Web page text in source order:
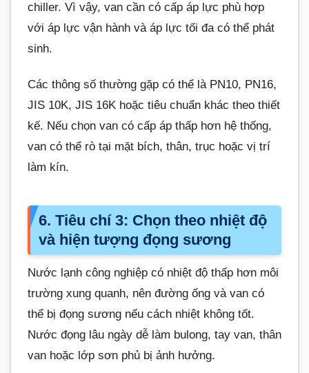
chiller. Vì vậy, van cần có cấp áp lực phù hợp
với áp lực vận hành và áp lực tối đa có thể phát
sinh.
Các thông số thường gặp có thể là PN10, PN16,
JIS 10K, JIS 16K hoặc tiêu chuẩn khác theo thiết
kế. Nếu chọn van có cấp áp thấp hơn hệ thống,
van có thể rò tại mặt bích, thân, trục hoặc vị trí
làm kín.
6. Tiêu chí 3: Chọn theo nhiệt độ
và hiện tượng đọng sương
Nước lạnh công nghiệp có nhiệt độ thấp hơn môi
trường xung quanh, nên đường ống và van có
thể bị đọng sương nếu cách nhiệt không tốt.
Nước đọng lâu ngày dễ làm bulong, tay van, thân
van hoặc lớp sơn phủ bị ảnh hưởng.